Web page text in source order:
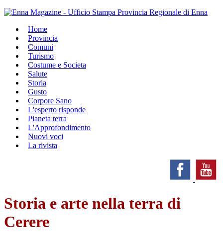
Home
Provincia
Comuni
Turismo
Costume e Societa
Salute
Storia
Gusto
Corpore Sano
L'esperto risponde
Pianeta terra
L'Approfondimento
Nuovi voci
La rivista
Storia e arte nella terra di
Cerere